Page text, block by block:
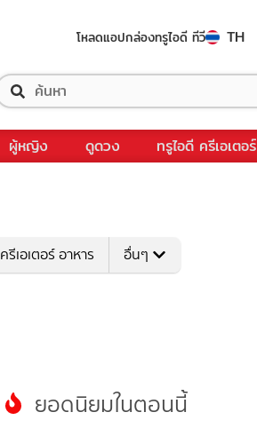
โหลดแอปกล่องทรูไอดี ทีวี TH
ผู้หญิง ดูดวง ทรูไอดี ครีเอเตอร์
ครีเอเตอร์ อาหาร อื่นๆ
ยอดนิยมในตอนนี้